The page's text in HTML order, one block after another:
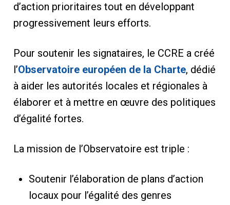
d’action prioritaires tout en développant
progressivement leurs efforts.
Pour soutenir les signataires, le CCRE a créé
l’Observatoire européen de la Charte, dédié
à aider les autorités locales et régionales à
élaborer et à mettre en œuvre des politiques
d’égalité fortes.
La mission de l’Observatoire est triple :
Soutenir l’élaboration de plans d’action
locaux pour l’égalité des genres